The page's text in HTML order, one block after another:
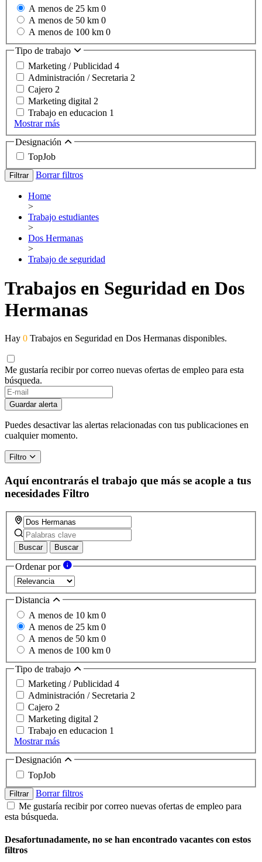
A menos de 25 km 0
A menos de 50 km 0
A menos de 100 km 0
Tipo de trabajo
Marketing / Publicidad 4
Administración / Secretaria 2
Cajero 2
Marketing digital 2
Trabajo en educacion 1
Mostrar más
Designación
TopJob
Filtrar Borrar filtros
Home
>
Trabajo estudiantes
>
Dos Hermanas
>
Trabajo de seguridad
Trabajos en Seguridad en Dos
Hermanas
Hay 0 Trabajos en Seguridad en Dos Hermanas disponibles.
Me gustaría recibir por correo nuevas ofertas de empleo para esta
búsqueda.
Guardar alerta
Puedes desactivar las alertas relacionadas con tus publicaciones en
cualquier momento.
Filtro
Aquí encontrarás el trabajo que más se acople a tus
necesidades Filtro
Buscar Buscar
Ordenar por
Distancia
A menos de 10 km 0
A menos de 25 km 0
A menos de 50 km 0
A menos de 100 km 0
Tipo de trabajo
Marketing / Publicidad 4
Administración / Secretaria 2
Cajero 2
Marketing digital 2
Trabajo en educacion 1
Mostrar más
Designación
TopJob
Filtrar
Borrar filtros
Me gustaría recibir por correo nuevas ofertas de empleo para
esta búsqueda.
Desafortunadamente, no se han encontrado vacantes con estos
filtros